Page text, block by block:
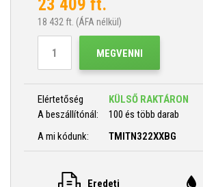
23 409 ft.
18 432 ft. (ÁFA nélkül)
MEGVENNI
Elértetőség
KÜLSŐ RAKTÁRON
A beszállítónál:
100 és több darab
A mi kódunk:
TMITN322XXBG
Eredeti